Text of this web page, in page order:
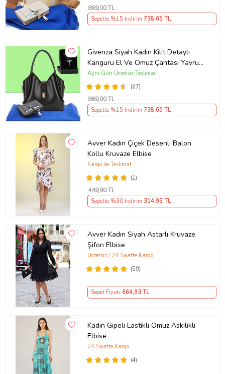
869,00 TL
Sepette %15 İndirim 738,65 TL
Givenza Siyah Kadın Kilit Detaylı
Kanguru El Ve Omuz Çantası Yavru
Çantalı Cüzdan Ve Kolye Hediyeli
(67)
Aynı Gün Ücretsiz Teslimat
869,00 TL
Sepette %15 İndirim 738,65 TL
Avver Kadın Çiçek Desenli Balon
Kollu Kruvaze Elbise
(1)
Kargo ile Teslimat
449,90 TL
Sepette %30 İndirim 314,93 TL
Avver Kadın Siyah Astarlı Kruvaze
Şifon Elbise
(59)
Ücretsiz / 24 Saatte Kargo
Sepet Fiyatı 664,93 TL
Kadın Gipeli Lastikli Omuz Askılıklı
Elbise
(4)
24 Saatte Kargo